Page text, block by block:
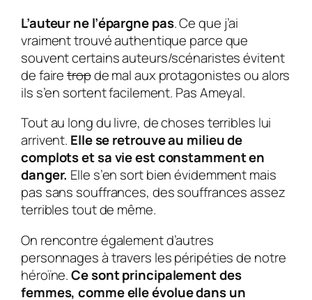
L’auteur ne l’épargne pas. Ce que j’ai
vraiment trouvé authentique parce que
souvent certains auteurs/scénaristes évitent
de fairetropde mal aux protagonistes ou alors
ils s’en sortent facilement. PasAmeyal.
Tout au long du livre, de choses terribles lui
arrivent. Elle se retrouve au milieu de
complots et sa vie est constamment en
danger. Elle s’en sort bien évidemment mais
pas sans souffrances, des souffrances assez
terribles tout de même.
On rencontre également d’autres
personnages à travers les péripéties de notre
héroïne.Ce sont principalement des
femmes, comme elle évolue dans un